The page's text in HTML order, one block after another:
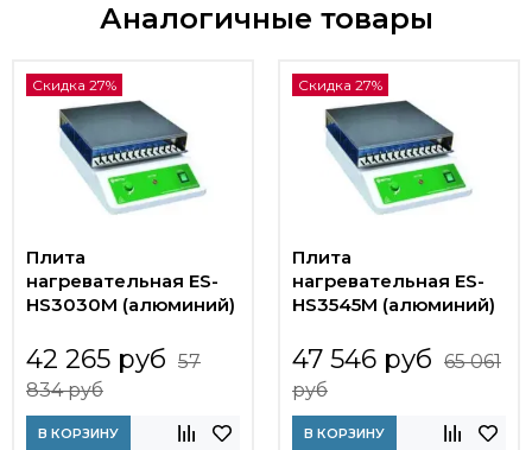
Аналогичные товары
Скидка 27%
Плита
нагревательная ES-
HS3030М (алюминий)
42 265 руб 57
834 руб
В КОРЗИНУ
Скидка 27%
Плита
нагревательная ES-
HS3545М (алюминий)
47 546 руб 65 061
руб
В КОРЗИНУ